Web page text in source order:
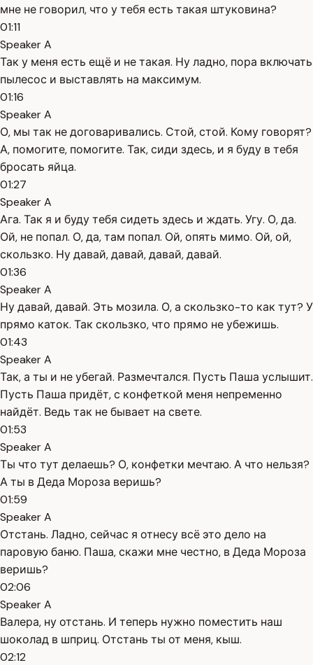
мне не говорил, что у тебя есть такая штуковина?
01:11
Speaker A
Так у меня есть ещё и не такая. Ну ладно, пора включать
пылесос и выставлять на максимум.
01:16
Speaker A
О, мы так не договаривались. Стой, стой. Кому говорят?
А, помогите, помогите. Так, сиди здесь, и я буду в тебя
бросать яйца.
01:27
Speaker A
Ага. Так я и буду тебя сидеть здесь и ждать. Угу. О, да.
Ой, не попал. О, да, там попал. Ой, опять мимо. Ой, ой,
скользко. Ну давай, давай, давай, давай.
01:36
Speaker A
Ну давай, давай. Эть мозила. О, а скользко-то как тут? У
прямо каток. Так скользко, что прямо не убежишь.
01:43
Speaker A
Так, а ты и не убегай. Размечтался. Пусть Паша услышит.
Пусть Паша придёт, с конфеткой меня непременно
найдёт. Ведь так не бывает на свете.
01:53
Speaker A
Ты что тут делаешь? О, конфетки мечтаю. А что нельзя?
А ты в Деда Мороза веришь?
01:59
Speaker A
Отстань. Ладно, сейчас я отнесу всё это дело на
паровую баню. Паша, скажи мне честно, в Деда Мороза
веришь?
02:06
Speaker A
Валера, ну отстань. И теперь нужно поместить наш
шоколад в шприц. Отстань ты от меня, кыш.
02:12